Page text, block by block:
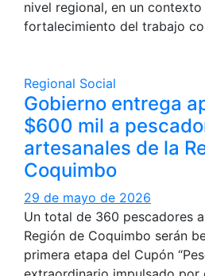
nivel regional, en un
fortalecimiento del trabajo
Regional Social
Gobierno entrega
$600 mil a
artesanales de la
Coquimbo
29 de mayo de 2026
Un total de 360 pescadores
Región de Coquimbo serán
primera etapa del Cupón